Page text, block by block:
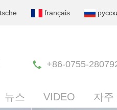
français
+86-0755-
뉴스 VIDEO 자주